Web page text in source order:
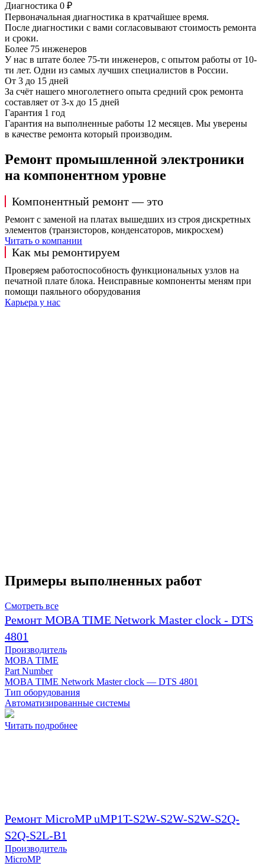
Диагностика 0 ₽
Первоначальная диагностика в кратчайшее время.
После диагностики с вами согласовывают стоимость ремонта
и сроки.
Более 75 инженеров
У нас в штате более 75-ти инженеров, с опытом работы от 10-
ти лет. Одни из самых лучших специалистов в России.
От 3 до 15 дней
За счёт нашего многолетнего опыта средний срок ремонта
составляет от 3-х до 15 дней
Гарантия 1 год
Гарантия на выполненные работы 12 месяцев. Мы уверены
в качестве ремонта который производим.
Ремонт промышленной электроники
на компонентном уровне
Компонентный ремонт — это
Ремонт с заменой на платах вышедших из строя дискретных
элементов (транзисторов, конденсаторов, микросхем)
Читать о компании
Как мы ремонтируем
Проверяем работоспособность функциональных узлов на
печатной плате блока. Неисправные компоненты меням при
помощи паяльного оборудования
Карьера у нас
Примеры выполненных работ
Смотреть все
Ремонт MOBA TIME Network Master clock - DTS
4801
Производитель
MOBA TIME
Part Number
MOBA TIME Network Master clock — DTS 4801
Тип оборудования
Автоматизированные системы
Читать подробнее
Ремонт MicroMP uMP1T-S2W-S2W-S2W-S2Q-
S2Q-S2L-B1
Производитель
MicroMP